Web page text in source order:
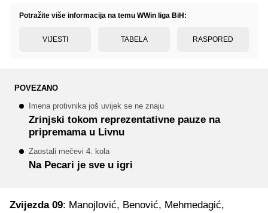
Potražite više informacija na temu WWin liga BiH:
VIJESTI TABELA RASPORED
POVEZANO
Imena protivnika još uvijek se ne znaju
Zrinjski tokom reprezentativne pauze na
pripremama u Livnu
Zaostali mečevi 4. kola
Na Pecari je sve u igri
Zvijezda 09: Manojlović, Benović, Mehmedagić,